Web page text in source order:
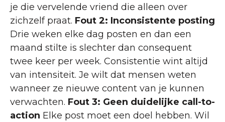
je die vervelende vriend die alleen over
zichzelf praat. Fout 2: Inconsistente posting
Drie weken elke dag posten en dan een
maand stilte is slechter dan consequent
twee keer per week. Consistentie wint altijd
van intensiteit. Je wilt dat mensen weten
wanneer ze nieuwe content van je kunnen
verwachten. Fout 3: Geen duidelijke call-to-
action Elke post moet een doel hebben. Wil